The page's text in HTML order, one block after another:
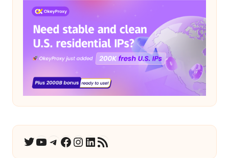
Twitter
YouTube
Telegramm
Facebook
Instagram
LinkedIn
RSS-Feed